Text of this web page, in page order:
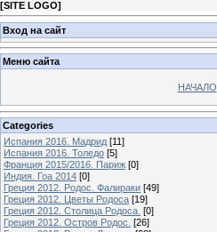
[SITE LOGO]
Вход на сайт
Меню сайта
НАЧАЛО
Categories
Испания 2016. Мадрид [11]
Испания 2016. Толедо [5]
Франция 2015/2016. Париж [0]
Индия. Гоа 2014 [0]
Греция 2012. Родос. Фалираки [49]
Греция 2012. Цветы Родоса [19]
Греция 2012. Столица Родоса. [0]
Греция 2012. Остров Родос. [26]